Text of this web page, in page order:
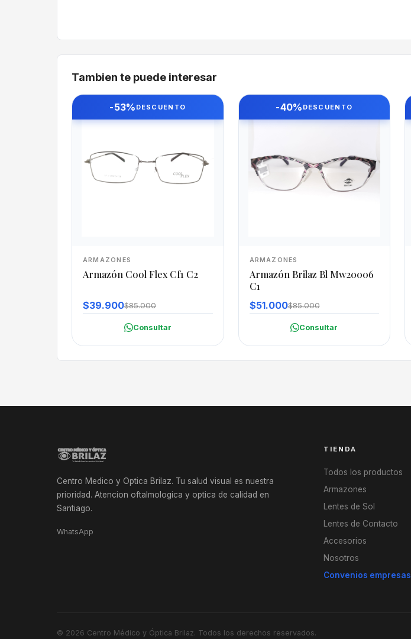
Tambien te puede interesar
-53% DESCUENTO
ARMAZONES
Armazón Cool Flex Cf1 C2
$39.900$85.000
Consultar
-40% DESCUENTO
ARMAZONES
Armazón Brilaz Bl Mw20006
C1
$51.000$85.000
Consultar
Centro Medico y Optica Brilaz. Tu salud visual es nuestra
prioridad. Atencion oftalmologica y optica de calidad en
Santiago.
WhatsApp
TIENDA
Todos los productos
Armazones
Lentes de Sol
Lentes de Contacto
Accesorios
Nosotros
Convenios empresas
© 2026 Centro Médico y Óptica Brilaz. Todos los derechos reservados.